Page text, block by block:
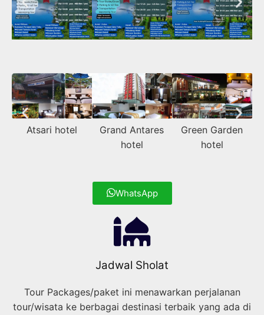
Atsari hotel
Grand Antares
hotel
Green Garden
hotel
WhatsApp
Jadwal Sholat
Tour Packages/paket ini menawarkan perjalanan
tour/wisata ke berbagai destinasi terbaik yang ada di